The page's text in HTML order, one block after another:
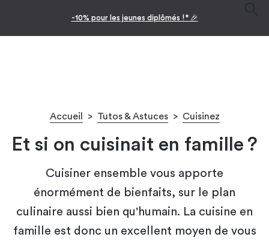
-10% pour les jeunes diplômés !* 🎉
Accueil > Tutos & Astuces > Cuisinez
Et si on cuisinait en famille ?
Cuisiner ensemble vous apporte
énormément de bienfaits, sur le plan
culinaire aussi bien qu'humain. La cuisine en
famille est donc un excellent moyen de vous